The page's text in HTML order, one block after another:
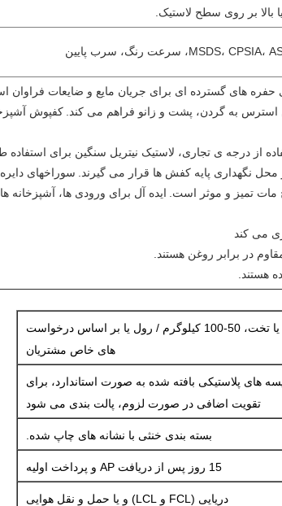
بر روی سطح لاستیک.
های گسترده ای برای جریان مایع و ضایعات فراوان
به گردن، پشت و زانو فراهم می کند. کفپوش
از درجه ی تجاری، لاستیک نیتریل سنگین برای
نگهداری پایه کفش ها قرار می گیرند.
سوراخهای
تمیز و موثر است. ایده آل برای ورودی ها، آشپزخانه
می کند
در برابر روغن هستند.
هستند.
بسته بندی شده در ورق رول یا تخت، 50-100 کیلوگرم / رول یا بر اساس درخواست
های خاص مشتریان
های پلاستیکی بافته شده به صورت استاندارد، برای
تقویت اضافی در صورت لزوم، پالت بندی می شود
بسته بندی خنثی با نشانه های چاپ شده.
15 روز پس از دریافت AP و پرداخت اولیه
دریایی (FCL و LCL) و یا حمل و نقل هوایی